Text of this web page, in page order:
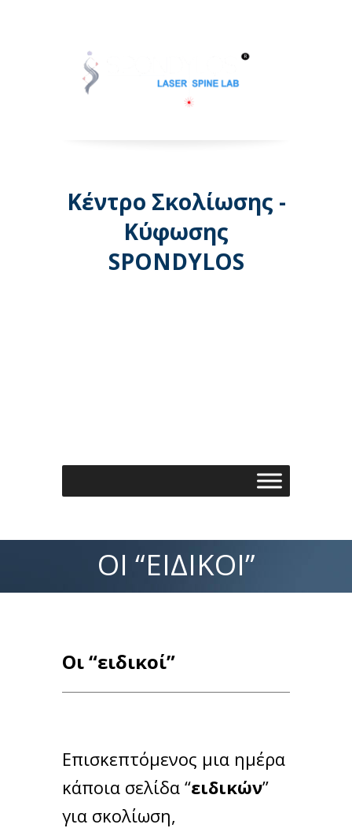
Κέντρο Σκολίωσης -
Κύφωσης
SPONDYLOS
ΟΙ “ΕΙΔΙΚΟΊ”
Οι “ειδικοί”
Επισκεπτόμενος μια ημέρα
κάποια σελίδα “ειδικών”
για σκολίωση,